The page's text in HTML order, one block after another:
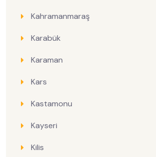
Kahramanmaraş
Karabük
Karaman
Kars
Kastamonu
Kayseri
Kilis